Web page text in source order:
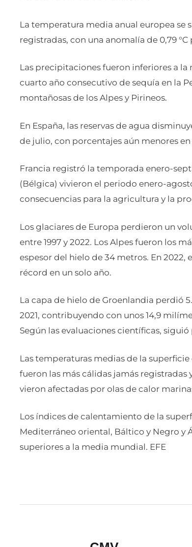
La temperatura media anual europea se
registradas, con una anomalía de 0,79
Las precipitaciones fueron inferiores a
cuarto año consecutivo de sequía en la
montañosas de los Alpes y Pirineos.
En España, las reservas de agua
de julio, con porcentajes aún menores
Francia registró la temporada enero-
(Bélgica) vivieron el periodo enero-
consecuencias para la agricultura y la
Los glaciares de Europa perdieron un
entre 1997 y 2022. Los Alpes fueron los
espesor del hielo de 34 metros. En
récord en un solo año.
La capa de hielo de Groenlandia perdió
2021, contribuyendo con unos 14,9
Según las evaluaciones científicas,
Las temperaturas medias de la
fueron las más cálidas jamás registradas
vieron afectadas por olas de calor
Los índices de calentamiento de la
Mediterráneo oriental, Báltico y Negro y
superiores a la media mundial. EFE